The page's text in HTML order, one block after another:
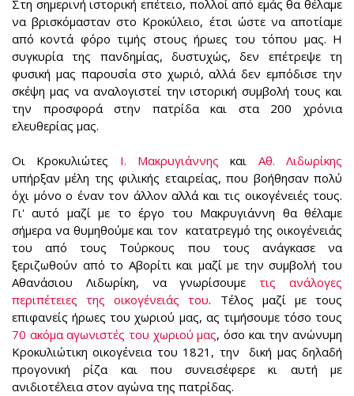
Στη σημερινή ιστορική επέτειο, πολλοί από εμάς θα θέλαμε
να βρισκόμασταν στο Κροκύλειο, έτσι ώστε να αποτίαμε
από κοντά φόρο τιμής στους ήρωες του τόπου μας. Η
συγκυρία της πανδημίας, δυστυχώς, δεν επέτρεψε τη
φυσική μας παρουσία στο χωριό, αλλά δεν εμπόδισε την
σκέψη μας να αναλογιστεί την ιστορική συμβολή τους και
την προσφορά στην πατρίδα και στα 200 χρόνια
ελευθερίας μας.
Οι Κροκυλιώτες Ι. Μακρυγιάννης και Αθ. Λιδωρίκης
υπήρξαν μέλη της φιλικής εταιρείας, που βοήθησαν πολύ
όχι μόνο ο έναν τον άλλον αλλά και τις οικογένειές τους.
Γι' αυτό μαζί με το έργο του Μακρυγιάννη θα θέλαμε
σήμερα να θυμηθούμε και τον κατατρεγμό της οικογένειάς
του από τους Τούρκους που τους ανάγκασε να
ξεριζωθούν από το Αβορίτι και μαζί με την συμβολή του
Αθανάσιου Λιδωρίκη, να γνωρίσουμετις ανάλογες
περιπέτειες της οικογένειάς του. Τέλος μαζί με τους
επιφανείς ήρωες του χωριού μας, ας τιμήσουμε τόσο τους
70 ακόμα αγωνιστές του χωριού μας, όσο και την ανώνυμη
Κροκυλιώτικη οικογένεια του 1821, την δική μας δηλαδή
προγονική ρίζα και που συνεισέφερε κι αυτή με
ανιδιοτέλεια στον αγώνα της πατρίδας.